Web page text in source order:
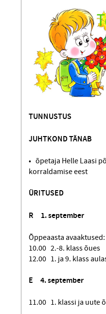
TUNNUSTUS
JUHTKOND TÄNAB
• õpetaja Helle Laasi
korraldamise eest
ÜRITUSED
R 1. september
Õppeaasta avaaktused:
10.00 2.-8. klass õues
12.00 1. ja 9. klass
E 4. september
11.00 1. klassi ja uute